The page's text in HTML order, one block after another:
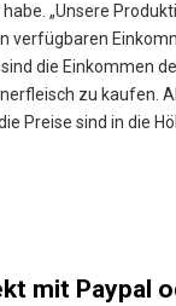
„Unsere
verfügbaren
die Einkommen
zu kaufen.
Preise sind in die
mit Paypal